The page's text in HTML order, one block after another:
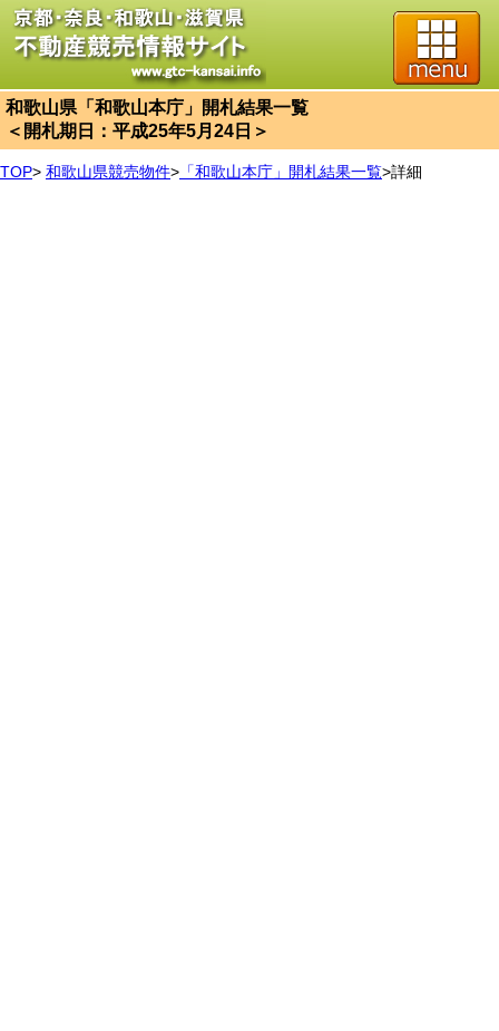
和歌山県「和歌山本庁」開札結果一覧
＜開札期日：平成25年5月24日＞
TOP> 和歌山県競売物件> 「和歌山本庁」開札結果一覧>詳細